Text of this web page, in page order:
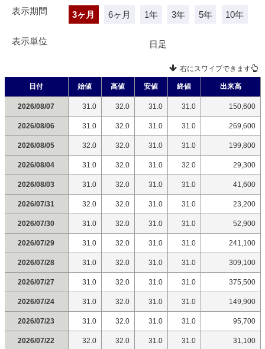
表示期間 3ヶ月 6ヶ月 1年 3年 5年 10年
表示単位 日足
右にスワイプできます
日付 始値 高値 安値 終値 出来高
2026/08/07 31.0 32.0 31.0 31.0 150,600
2026/08/06 31.0 32.0 31.0 31.0 269,600
2026/08/05 32.0 32.0 31.0 31.0 199,800
2026/08/04 31.0 32.0 31.0 32.0 29,300
2026/08/03 31.0 32.0 31.0 31.0 41,600
2026/07/31 32.0 32.0 31.0 31.0 23,200
2026/07/30 31.0 32.0 31.0 31.0 52,900
2026/07/29 31.0 32.0 31.0 31.0 241,100
2026/07/28 31.0 32.0 31.0 31.0 309,100
2026/07/27 31.0 32.0 31.0 31.0 375,500
2026/07/24 31.0 32.0 31.0 31.0 149,900
2026/07/23 31.0 32.0 31.0 31.0 95,700
2026/07/22 32.0 32.0 31.0 31.0 31,100